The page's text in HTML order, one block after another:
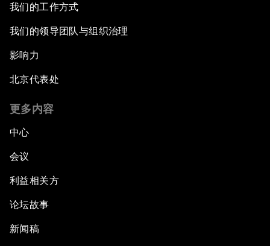
我们的工作方式
我们的领导团队与组织治理
影响力
北京代表处
更多内容
中心
会议
利益相关方
论坛故事
新闻稿